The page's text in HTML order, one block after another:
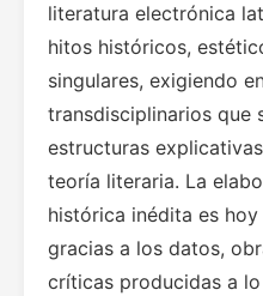
literatura electrónica
hitos históricos,
singulares, exigiendo
transdisciplinarios que
estructuras
teoría literaria. La
histórica inédita es
gracias a los datos,
críticas producidas a